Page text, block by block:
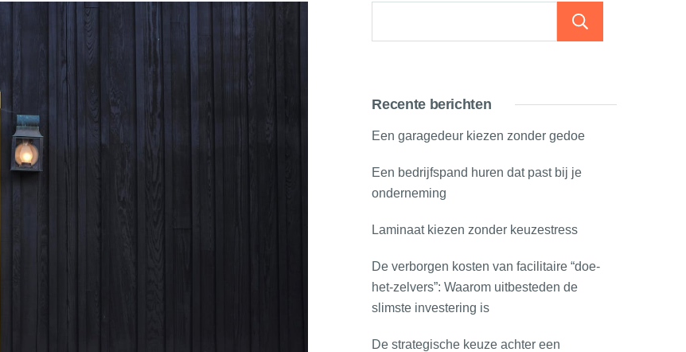
Recente berichten
Een garagedeur kiezen zonder gedoe
Een bedrijfspand huren dat past bij je
onderneming
Laminaat kiezen zonder keuzestress
De verborgen kosten van facilitaire “doe-
het-zelvers”: Waarom uitbesteden de
slimste investering is
De strategische keuze achter een